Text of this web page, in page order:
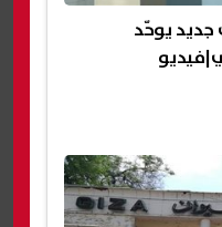
جديد يوحّد